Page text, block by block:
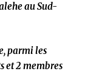
au Sud-
parmi les
et 2 membres